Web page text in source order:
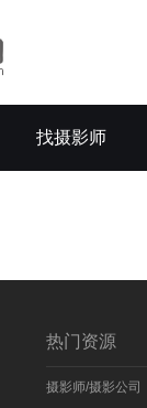
找摄影师
热门资源
摄影师/摄影公司